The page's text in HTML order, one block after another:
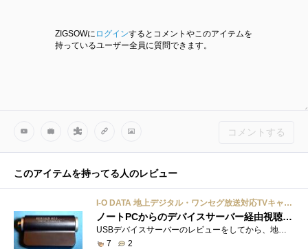
ZIGSOWに ログインするとコメントやこのアイテムを
持っているユーザー全員に質問できます。
コメントする
このアイテムを持ってる人のレビュー
I-O DATA 地上デジタル・ワンセグ放送対応TVキャプチャBOX USBモデル GV-MVP/HZ3
ノートPCからのデバイスサーバー経由視聴に期待
USBデバイスサーバーのレビューをしてから、地デジチューナーが欲しくなり動作確認表と価格から本品を選びました。まず届いて、箱が大きかっ�...
7
2